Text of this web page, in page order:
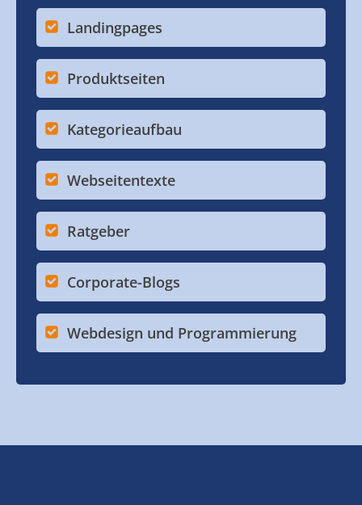
Landingpages
Produktseiten
Kategorieaufbau
Webseitentexte
Ratgeber
Corporate-Blogs
Webdesign und Programmierung